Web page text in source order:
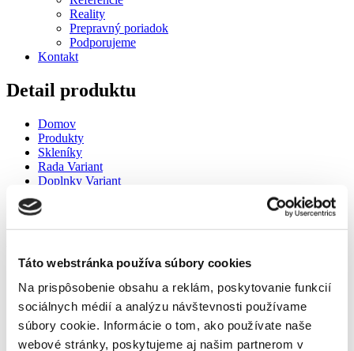
Táto webstránka používa súbory cookies
Na prispôsobenie obsahu a reklám, poskytovanie funkcií
sociálnych médií a analýzu návštevnosti používame
súbory cookie. Informácie o tom, ako používate naše
webové stránky, poskytujeme aj našim partnerom v
Reality
Prepravný poriadok
Podporujeme
Kontakt
Detail produktu
Domov
Produkty
Skleníky
Rada Variant
Doplnky Variant
Strešné okno s automatickým otváračom- pozinkovaná
konštrukcia- VARIANT
Domov
Produkty